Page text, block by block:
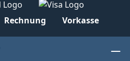
Rechnung Vorkasse